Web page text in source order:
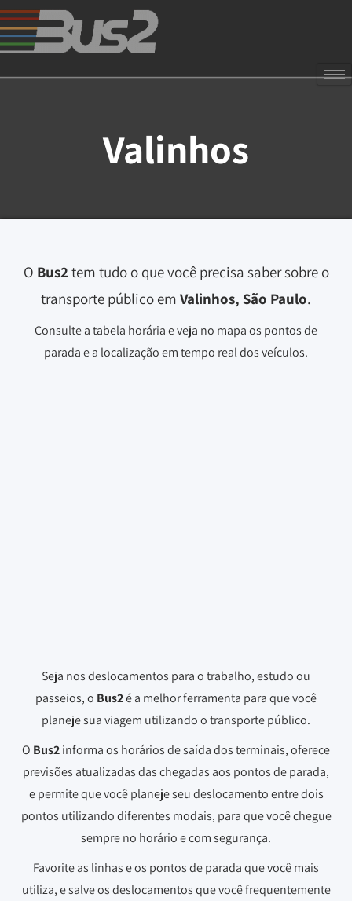
Valinhos
O Bus2 tem tudo o que você precisa saber sobre o
transporte público em Valinhos, São Paulo.
Consulte a tabela horária e veja no mapa os pontos de
parada e a localização em tempo real dos veículos.
Seja nos deslocamentos para o trabalho, estudo ou
passeios, o Bus2é a melhor ferramenta para que você
planeje sua viagem utilizando o transporte público.
O Bus2informa os horários de saída dos terminais, oferece
previsões atualizadas das chegadas aos pontos de parada,
e permite que você planeje seu deslocamento entre dois
pontos utilizando diferentes modais, para que você chegue
sempre no horário e com segurança.
Favorite as linhas e os pontos de parada que você mais
utiliza, e salve os deslocamentos que você frequentemente